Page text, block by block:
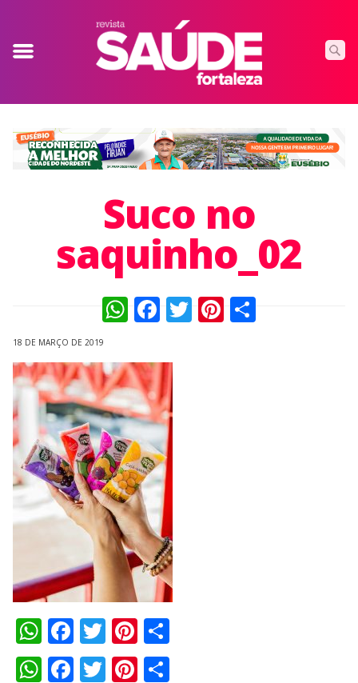
Suco no
saquinho_02
WhatsApp
Facebook
TwitterPinterest
18 DE MARÇO DE 2019
WhatsApp
Facebook
Twitter
Pinterest
Compartilhar
WhatsApp
Facebook
Twitter
Pinterest
Compartilhar